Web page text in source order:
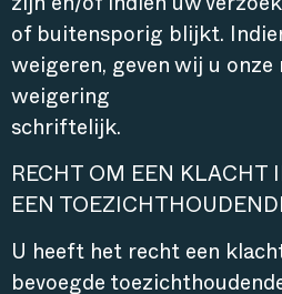
zijn en/of indien uw
of buitensporig blijkt.
weigeren, geven wij u onze
weigering
schriftelijk.
RECHT OM EEN KLACHT
EEN
U heeft het recht een
bevoegde